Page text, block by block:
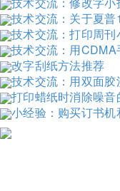
技术交流：关于夏
技术交流：打印周
技术交流：用
改字刮纸方法推荐
技术交流：用双面
打印蜡纸时消除噪音
小经验：购买订书